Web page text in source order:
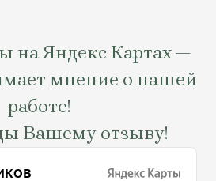
на Яндекс Картах —
мнение о нашей
работе!
Вашему отзыву!